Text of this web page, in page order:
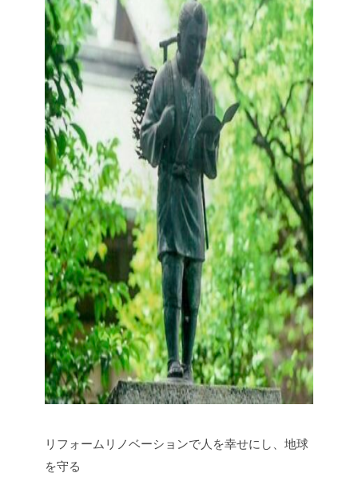
リフォームリノベーションで人を幸せにし、地球
を守る